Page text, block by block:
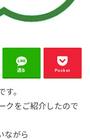
送る Pocket
。
クをご紹介したので
ながら